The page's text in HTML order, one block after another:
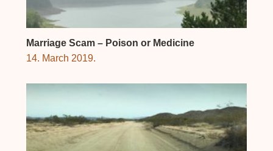
Marriage Scam – Poison or Medicine
14. March 2019.